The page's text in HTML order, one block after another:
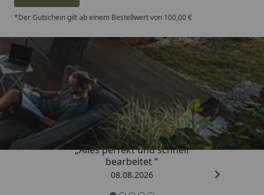
*Der Gutschein gilt ab einem Bestellwert von 100,00 €
Trusted Shops
4,81/ 5
„Alles perfekt und schnell
bearbeitet “
08.08.2026